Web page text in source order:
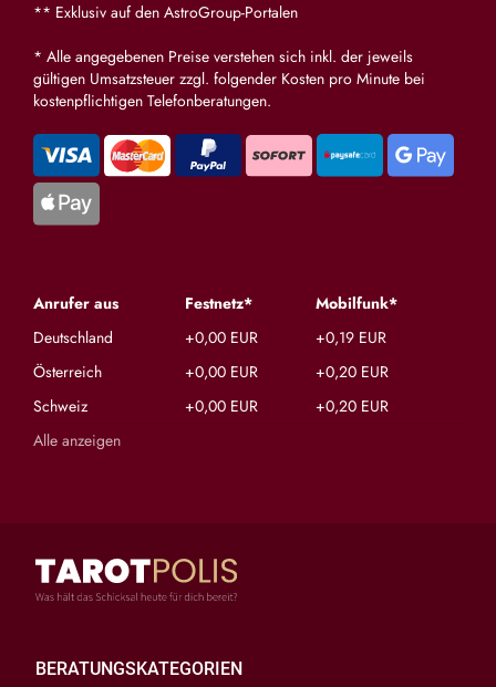
** Exklusiv auf den AstroGroup-Portalen
* Alle angegebenen Preise verstehen sich inkl. der jeweils
gültigen Umsatzsteuer zzgl. folgender Kosten pro Minute bei
kostenpflichtigen Telefonberatungen.
Anrufer aus Festnetz*
Mobilfunk*
Deutschland
+0,00 EUR
+0,19 EUR
Österreich
+0,00 EUR
+0,20 EUR
Schweiz
+0,00 EUR
+0,20 EUR
Alle anzeigen
BERATUNGSKATEGORIEN